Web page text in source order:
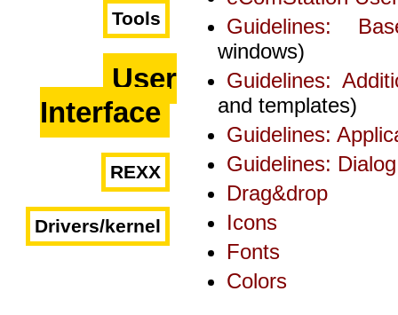
Tools
User
Interface
REXX
Drivers/kernel
Guidelines:
windows)
Guidelines:
and templates)
Guidelines:
Guidelines:
Drag&drop
Icons
Fonts
Colors